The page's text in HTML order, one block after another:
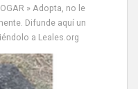
» Adopta, no le
Difunde aquí un
a Leales.org